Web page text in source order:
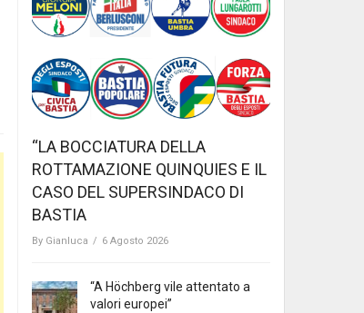
“LA BOCCIATURA DELLA
ROTTAMAZIONE QUINQUIES E IL
CASO DEL SUPERSINDACO DI
BASTIA
By Gianluca / 6 Agosto 2026
“A Höchberg vile attentato a
valori europei”